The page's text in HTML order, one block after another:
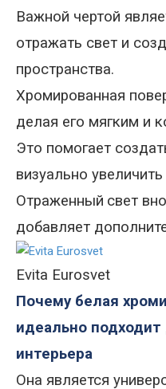
Важной чертой
отражать свет и
пространства.
Хромированная
делая его мягким и
Это помогает
визуально
Отраженный свет
добавляет
Evita Eurosvet
Почему белая
идеально
интерьера
Она является